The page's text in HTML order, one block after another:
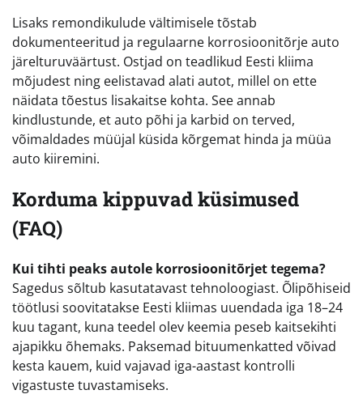
Lisaks remondikulude vältimisele tõstab
dokumenteeritud ja regulaarne korrosioonitõrje auto
järelturuväärtust. Ostjad on teadlikud Eesti kliima
mõjudest ning eelistavad alati autot, millel on ette
näidata tõestus lisakaitse kohta. See annab
kindlustunde, et auto põhi ja karbid on terved,
võimaldades müüjal küsida kõrgemat hinda ja müüa
auto kiiremini.
Korduma kippuvad küsimused
(FAQ)
Kui tihti peaks autole korrosioonitõrjet tegema?
Sagedus sõltub kasutatavast tehnoloogiast. Õlipõhiseid
töötlusi soovitatakse Eesti kliimas uuendada iga 18–24
kuu tagant, kuna teedel olev keemia peseb kaitsekihti
ajapikku õhemaks. Paksemad bituumenkatted võivad
kesta kauem, kuid vajavad iga-aastast kontrolli
vigastuste tuvastamiseks.